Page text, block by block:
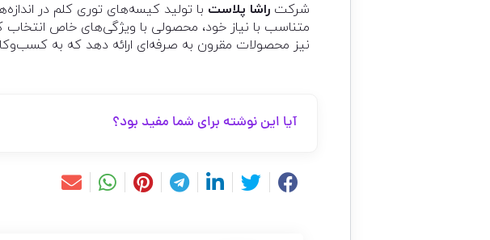
شرکت راشا پلاست با تولید کیسه‌های توری کلم در
متناسب با نیاز خود، محصولی با ویژگی‌های خاص انتخاب
نیز محصولات مقرون به صرفه‌ای ارائه دهد که به
آیا این نوشته برای شما مفید بود؟